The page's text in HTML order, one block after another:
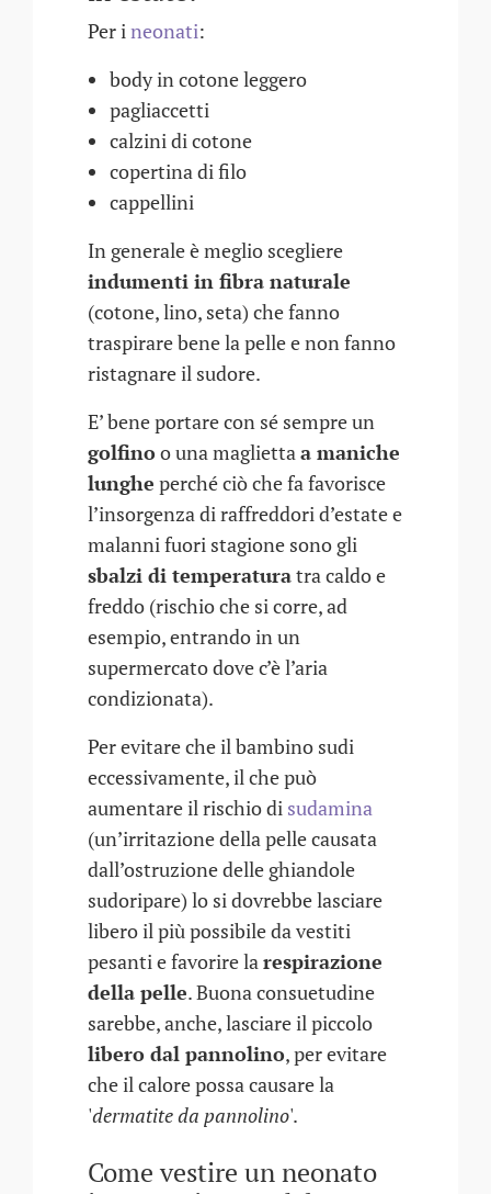
Per ineonati:
body in cotone leggero
pagliaccetti
calzini di cotone
copertina di filo
cappellini
In generale è meglio scegliere
indumenti in fibra naturale
(cotone, lino, seta) che fanno
traspirare bene la pelle e non fanno
ristagnare il sudore.
E’ bene portare con sé sempre un
golfinoo una magliettaa maniche
lunghe perché ciò che fa favorisce
l’insorgenza di raffreddori d’estate e
malanni fuori stagione sono gli
sbalzi di temperaturatra caldo e
freddo (rischio che si corre, ad
esempio, entrando in un
supermercato dove c’è l’aria
condizionata).
Per evitare che il bambino sudi
eccessivamente, il che può
aumentare il rischio di sudamina
(un’irritazione della pelle causata
dall’ostruzione delle ghiandole
sudoripare) lo si dovrebbe lasciare
libero il più possibile da vestiti
pesanti e favorire larespirazione
della pelle. Buona consuetudine
sarebbe, anche, lasciare il piccolo
libero dal pannolino, per evitare
che il calore possa causare la
'dermatite da pannolino'.
Come vestire un neonato